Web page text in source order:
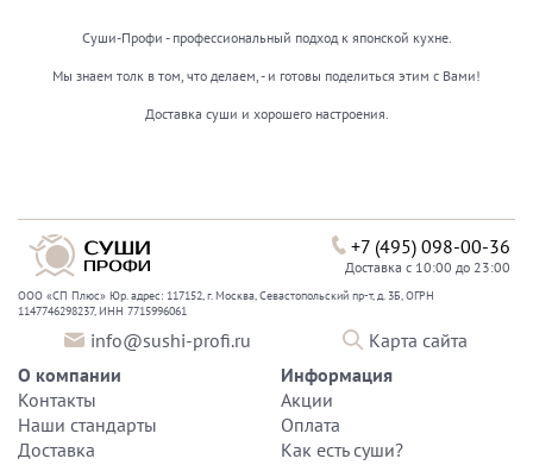
Суши-Профи - профессиональный подход к японской кухне.
Мы знаем толк в том, что делаем, - и готовы поделиться этим с Вами!
Доставка суши и хорошего настроения.
+7 (495) 098-00-36
Доставка с 10:00 до 23:00
ООО «СП Плюс» Юр. адрес: 117152, г. Москва, Севастопольский пр-т, д. 3Б, ОГРН
1147746298237, ИНН 7715996061
info@sushi-profi.ru
Карта сайта
О компании
Контакты
Наши стандарты
Доставка
Информация
Акции
Оплата
Как есть суши?